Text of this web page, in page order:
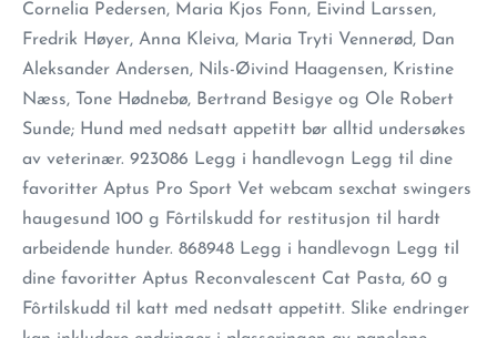
Cornelia Pedersen, Maria Kjos Fonn, Eivind Larssen,
Fredrik Høyer, Anna Kleiva, Maria Tryti Vennerød, Dan
Aleksander Andersen, Nils-Øivind Haagensen, Kristine
Næss, Tone Hødnebø, Bertrand Besigye og Ole Robert
Sunde; Hund med nedsatt appetitt bør alltid undersøkes
av veterinær. 923086 Legg i handlevogn Legg til dine
favoritter Aptus Pro Sport Vet webcam sexchat swingers
haugesund 100 g Fôrtilskudd for restitusjon til hardt
arbeidende hunder. 868948 Legg i handlevogn Legg til
dine favoritter Aptus Reconvalescent Cat Pasta, 60 g
Fôrtilskudd til katt med nedsatt appetitt. Slike endringer